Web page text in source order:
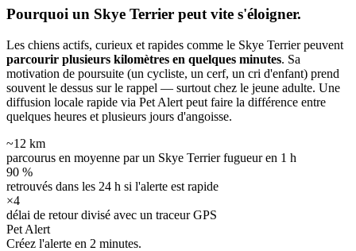
Pourquoi un Skye Terrier peut vite s'éloigner.
Les chiens actifs, curieux et rapides comme le Skye Terrier peuvent
parcourir plusieurs kilomètres en quelques minutes. Sa
motivation de poursuite (un cycliste, un cerf, un cri d'enfant) prend
souvent le dessus sur le rappel — surtout chez le jeune adulte. Une
diffusion locale rapide via Pet Alert peut faire la différence entre
quelques heures et plusieurs jours d'angoisse.
~12 km
parcourus en moyenne par un Skye Terrier fugueur en 1 h
90 %
retrouvés dans les 24 h si l'alerte est rapide
×4
délai de retour divisé avec un traceur GPS
Pet Alert
Créez l'alerte en 2 minutes.